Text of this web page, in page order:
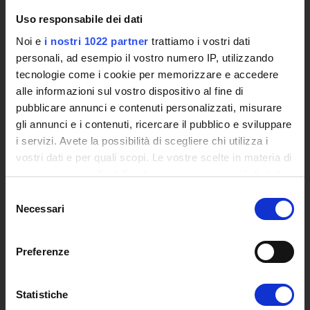
Uso responsabile dei dati
Noi e i nostri 1022 partner trattiamo i vostri dati
personali, ad esempio il vostro numero IP, utilizzando
tecnologie come i cookie per memorizzare e accedere
alle informazioni sul vostro dispositivo al fine di
pubblicare annunci e contenuti personalizzati, misurare
gli annunci e i contenuti, ricercare il pubblico e sviluppare
i servizi. Avete la possibilità di scegliere chi utilizza i
vostri dati e per quali scopi. Le vostre scelte in materia di
privacy sono applicabili solo su questa proprietà digitale
modificare o revocare il proprio consenso in qualsiasi
momento dalla Dichiarazione sui cookie o facendo clic
raccogliere informazioni sulla tua posizione
delNecessari
Preferenze
Statistiche
L'infrastruttura di e-Learning
Siti Istituzionali e Progetti Interuniversitari
Accesso alla Banca Dati di Segreteria Online
Posta Elettronica Certificata - PEC
Bacheca del Rettore
DIDATTICA
Corsi di Laurea
Corsi di Perfezionamento
Percorsi abilitanti di formazione iniziale degli insegnanti
Certificazioni e Alta Formazione Professionale